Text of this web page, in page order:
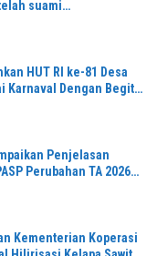
suami
HUT RI ke-81 Desa
Karnaval Dengan Begitu
Penjelasan
Perubahan TA 2026
Kementerian Koperasi